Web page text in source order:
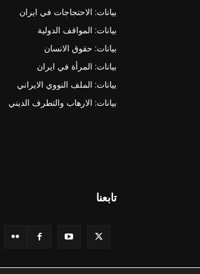
بيانات: الاحتجاجات في ايران
بيانات: المواقف الدولية
بيانات: حقوق الانسان
بيانات: المرأة في ايران
بيانات: الملف النووي الايراني
بيانات: الارهاب والتطرف الديني
تابعنا